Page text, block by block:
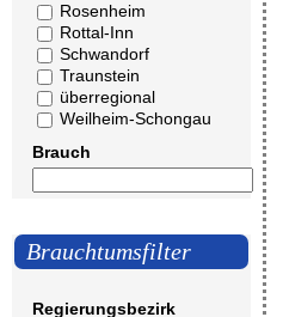
Rosenheim
Rottal-Inn
Schwandorf
Traunstein
überregional
Weilheim-Schongau
Brauch
Brauchtumsfilter
Regierungsbezirk